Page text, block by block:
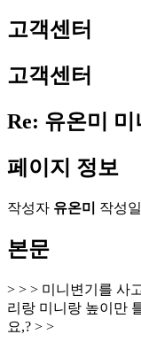
고객센터
고객센터
Re: 유온미
페이지 정보
작성자 유온미 작성일
본문
> > > 미니변기를 사
리랑 미니랑 높이만
요,? > >